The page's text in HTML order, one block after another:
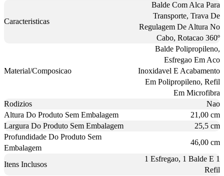
Caracteristicas
Balde Com Alca Para
Transporte, Trava De
Regulagem De Altura No
Cabo, Rotacao 360º
Material/Composicao
Balde Polipropileno,
Esfregao Em Aco
Inoxidavel E Acabamento
Em Polipropileno, Refil
Em Microfibra
Rodizios
Nao
Altura Do Produto Sem Embalagem
21,00 cm
Largura Do Produto Sem Embalagem
25,5 cm
Profundidade Do Produto Sem
Embalagem
46,00 cm
Itens Inclusos
1 Esfregao, 1 Balde E 1
Refil